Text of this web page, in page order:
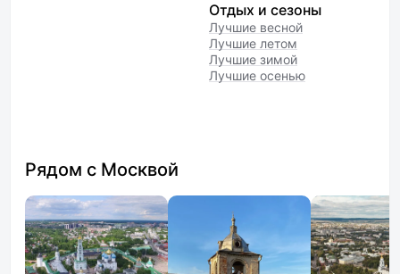
Отдых и сезоны
Лучшие весной
Лучшие летом
Лучшие зимой
Лучшие осенью
Рядом с Москвой